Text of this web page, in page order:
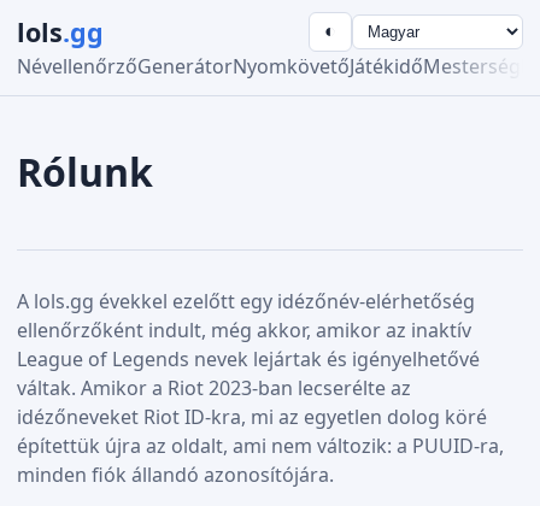
lols.gg
NévellenőrzőGenerátorNyomkövetőJátékidőMesterség
◐
Rólunk
A lols.gg évekkel ezelőtt egy idézőnév-elérhetőség
ellenőrzőként indult, még akkor, amikor az inaktív
League of Legends nevek lejártak és igényelhetővé
váltak. Amikor a Riot 2023-ban lecserélte az
idézőneveket Riot ID-kra, mi az egyetlen dolog köré
építettük újra az oldalt, ami nem változik: a PUUID-ra,
minden fiók állandó azonosítójára.